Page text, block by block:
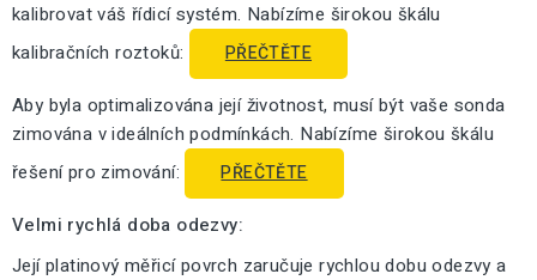
kalibrovat váš řídicí systém. Nabízíme širokou škálu
kalibračních roztoků:
PŘEČTĚTE
Aby byla optimalizována její životnost, musí být vaše sonda
zimována v ideálních podmínkách. Nabízíme širokou škálu
řešení pro zimování:
PŘEČTĚTE
Velmi rychlá doba odezvy:
Její platinový měřicí povrch zaručuje rychlou dobu odezvy a